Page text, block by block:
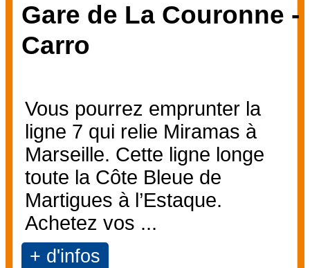
Gare de La Couronne -
Carro
Vous pourrez emprunter la
ligne 7 qui relie Miramas à
Marseille. Cette ligne longe
toute la Côte Bleue de
Martigues à l’Estaque.
Achetez vos ...
+ d'infos